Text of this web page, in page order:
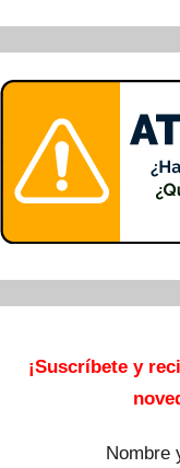
¡Suscríbete y
Nombre